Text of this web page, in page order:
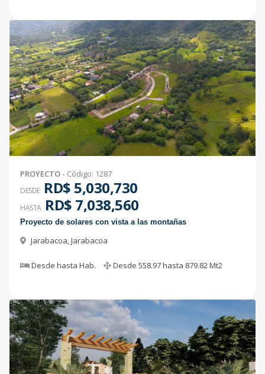
PROYECTO - Código: 1287
DESDE RD$ 5,030,730
HASTA RD$ 7,038,560
Proyecto de solares con vista a las montañas
Jarabacoa,Jarabacoa
Desde hasta Hab. Desde 558.97hasta 879.82Mt2